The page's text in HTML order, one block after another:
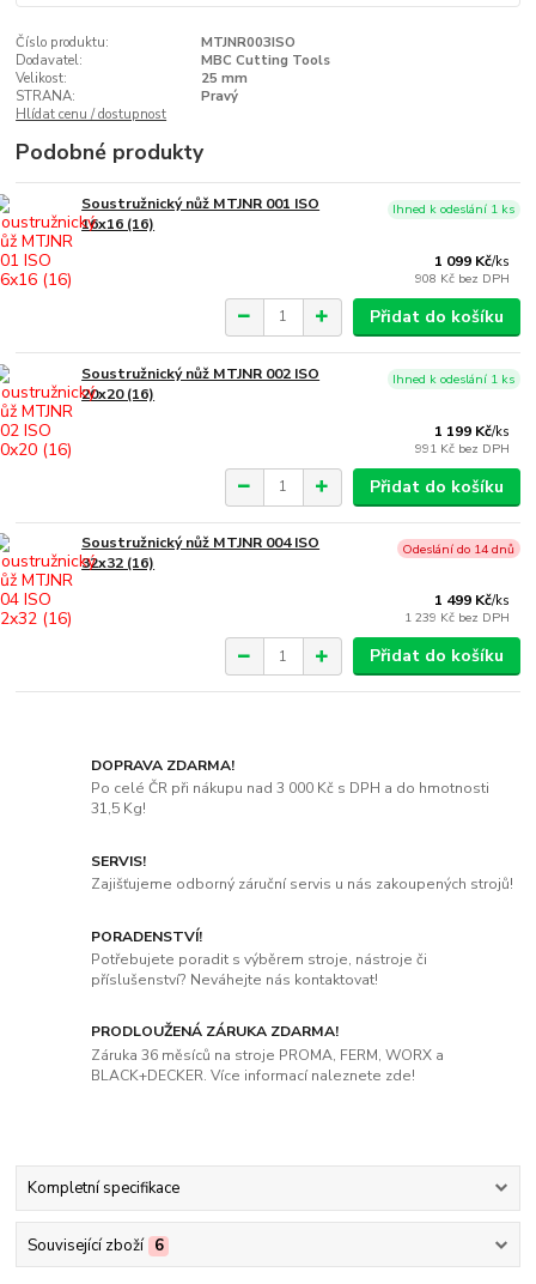
Číslo produktu:
MTJNR003ISO
Dodavatel:
MBC Cutting Tools
Velikost:
25 mm
STRANA:
Pravý
Hlídat cenu / dostupnost
Podobné produkty
Soustružnický nůž MTJNR 001 ISO
16x16 (16)
1 099 Kč/ks
908 Kč bez DPH
Ihned k odeslání 1 ks
Přidat do košíku
Soustružnický nůž MTJNR 002 ISO
20x20 (16)
1 199 Kč/ks
991 Kč bez DPH
Ihned k odeslání 1 ks
Přidat do košíku
Soustružnický nůž MTJNR 004 ISO
32x32 (16)
1 499 Kč/ks
1 239 Kč bez DPH
Odeslání do 14 dnů
Přidat do košíku
DOPRAVA ZDARMA!
Po celé ČR při nákupu nad 3 000 Kč s DPH a do hmotnosti
31,5 Kg!
SERVIS!
Zajišťujeme odborný záruční servis u nás zakoupených strojů!
PORADENSTVÍ!
Potřebujete poradit s výběrem stroje, nástroje či
příslušenství? Neváhejte nás kontaktovat!
PRODLOUŽENÁ ZÁRUKA ZDARMA!
Záruka 36 měsíců na stroje PROMA, FERM, WORX a
BLACK+DECKER. Více informací naleznete zde!
Kompletní specifikace
Související zboží 6